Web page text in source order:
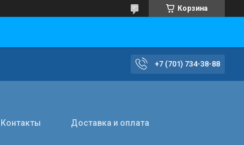
Корзина
+7 (701) 734-38-88
Контакты Доставка и оплата